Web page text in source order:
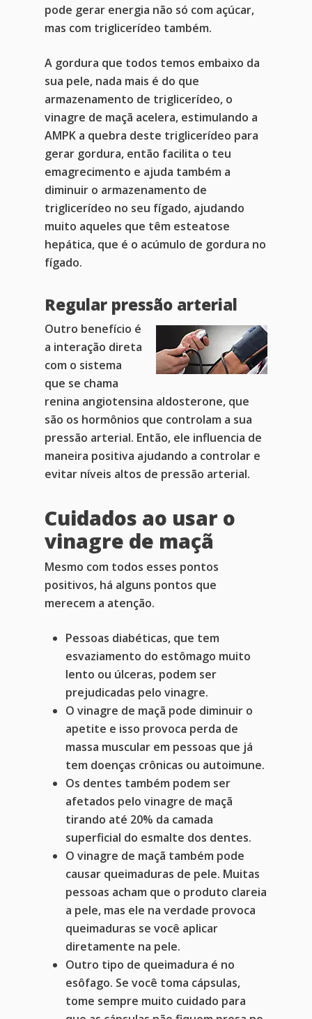
pode gerar energia não só com açúcar,
mas com triglicerídeo também.
A gordura que todos temos embaixo da
sua pele, nada mais é do que
armazenamento de triglicerídeo, o
vinagre de maçã acelera, estimulando a
AMPK a quebra deste triglicerídeo para
gerar gordura, então facilita o teu
emagrecimento e ajuda também a
diminuir o armazenamento de
triglicerídeo no seu fígado, ajudando
muito aqueles que têm esteatose
hepática, que é o acúmulo de gordura no
fígado.
Regular pressão arterial
Outro benefício é
a interação direta
com o sistema
que se chama
renina angiotensina aldosterone, que
são os hormônios que controlam a sua
pressão arterial. Então, ele influencia de
maneira positiva ajudando a controlar e
evitar níveis altos de pressão arterial.
Cuidados ao usar o
vinagre de maçã
Mesmo com todos esses pontos
positivos, há alguns pontos que
merecem a atenção.
Pessoas diabéticas, que tem
esvaziamento do estômago muito
lento ou úlceras, podem ser
prejudicadas pelo vinagre.
O vinagre de maçã pode diminuir o
apetite e isso provoca perda de
massa muscular em pessoas que já
tem doenças crônicas ou autoimune.
Os dentes também podem ser
afetados pelo vinagre de maçã
tirando até 20% da camada
superficial do esmalte dos dentes.
O vinagre de maçã também pode
causar queimaduras de pele. Muitas
pessoas acham que o produto clareia
a pele, mas ele na verdade provoca
queimaduras se você aplicar
diretamente na pele.
Outro tipo de queimadura é no
esôfago. Se você toma cápsulas,
tome sempre muito cuidado para
Home
Blog
Agendar Consulta